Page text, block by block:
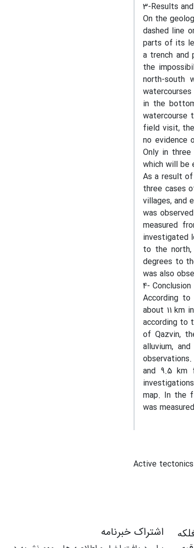
3-Results
On the
dashed line
parts of its
a trench and
the
north-south
in the
watercourse
field visit,
no
Only in
which will be
As a result
three cases
villages, and
was
measured
investigated
to the
degrees to
was also
4- Conclusion
According
about 11 km
according to
of Qazvin,
alluvium,
and 9.5 km
map. In the
was
Active tectonics
اشتراک خبرنامه